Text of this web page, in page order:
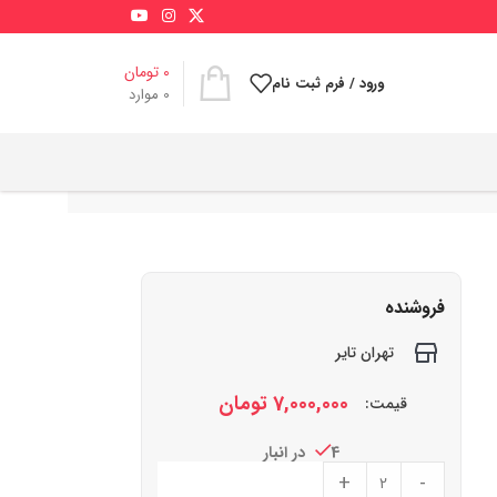
ورود / فرم ثبت نام 0 موارد
0 تومان
فروشنده
تهران تایر
قیمت: 7,000,000تومان
4 در انبار
-
+